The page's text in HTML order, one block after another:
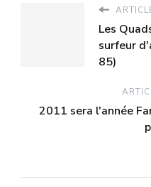
Les
surfeur
85)
2011 sera l'année